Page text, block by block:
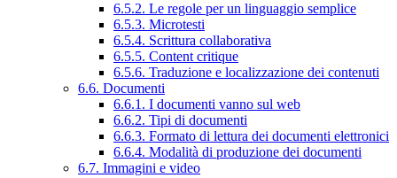
6.5.2. Le regole per un linguaggio semplice
6.5.3. Microtesti
6.5.4. Scrittura collaborativa
6.5.5. Content critique
6.5.6. Traduzione e localizzazione dei contenuti
6.6. Documenti
6.6.1. I documenti vanno sul web
6.6.2. Tipi di documenti
6.6.3. Formato di lettura dei documenti elettronici
6.6.4. Modalità di produzione dei documenti
6.7. Immagini e video